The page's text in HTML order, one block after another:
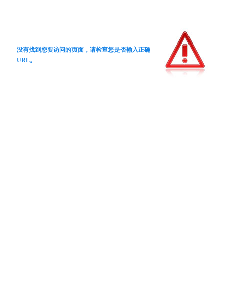
没有找到您要访问的页面，请检查您是否输入正确
URL。